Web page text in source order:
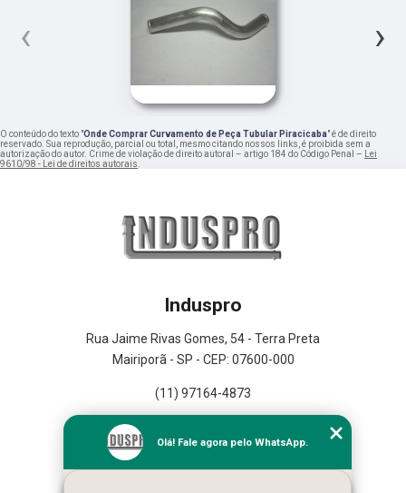
‹ ›
O conteúdo do texto "Onde Comprar Curvamento de Peça Tubular Piracicaba" é de direito
reservado. Sua reprodução, parcial ou total, mesmo citando nossos links, é proibida sem a
autorização do autor. Crime de violação de direito autoral – artigo 184 do Código Penal – Lei
9610/98 - Lei de direitos autorais.
Induspro
Rua Jaime Rivas Gomes, 54 - Terra Preta
Mairiporã - SP - CEP: 07600-000
(11) 97164-4873
Empresa
Missão
Olá! Fale agora pelo WhatsApp.